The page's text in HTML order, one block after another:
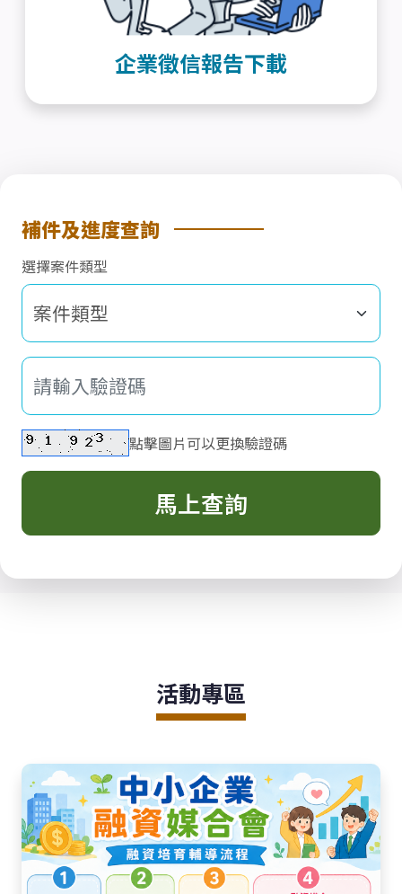
企業徵信報告下載
補件及進度查詢
選擇案件類型
請輸入驗證碼
點擊圖片可以更換驗證碼
馬上查詢
活動專區